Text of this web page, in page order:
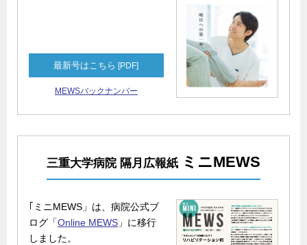
最新号はこちら [PDF]
MEWSバックナンバー
三重大学病院 隔月広報紙 ミニMEWS
｢ミニMEWS」は、病院公式ブ
ログ「Online MEWS」に移行
しました。